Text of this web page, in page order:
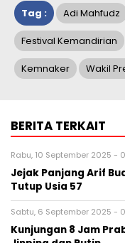
Tag : Adi Mahfudz
Festival Kemandirian
Kemnaker Wakil
BERITA TERKAIT
Rabu, 10 September 2025 -
Jejak Panjang Arif
Tutup Usia 57
Sabtu, 6 September 2025 -
Kunjungan 8 Jam